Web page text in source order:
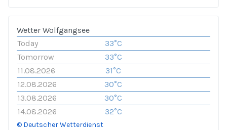
Wetter Wolfgangsee
Today
33°C
Tomorrow
33°C
11.08.2026
31°C
12.08.2026
30°C
13.08.2026
30°C
14.08.2026
32°C
© Deutscher Wetterdienst